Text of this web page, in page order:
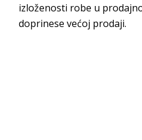
izloženosti robe u
doprinese većoj prodaji.